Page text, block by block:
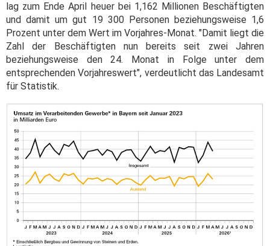
lag zum Ende April heuer bei 1,162 Millionen Beschäftigten
und damit um gut 19 300 Personen beziehungsweise 1,6
Prozent unter dem Wert im Vorjahres-Monat. "Damit liegt die
Zahl der Beschäftigten nun bereits seit zwei Jahren
beziehungsweise den 24. Monat in Folge unter dem
entsprechenden Vorjahreswert", verdeutlicht das Landesamt
für Statistik.